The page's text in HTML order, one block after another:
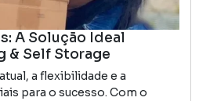
A Solução Ideal
& Self Storage
a flexibilidade e a
para o sucesso. Com o